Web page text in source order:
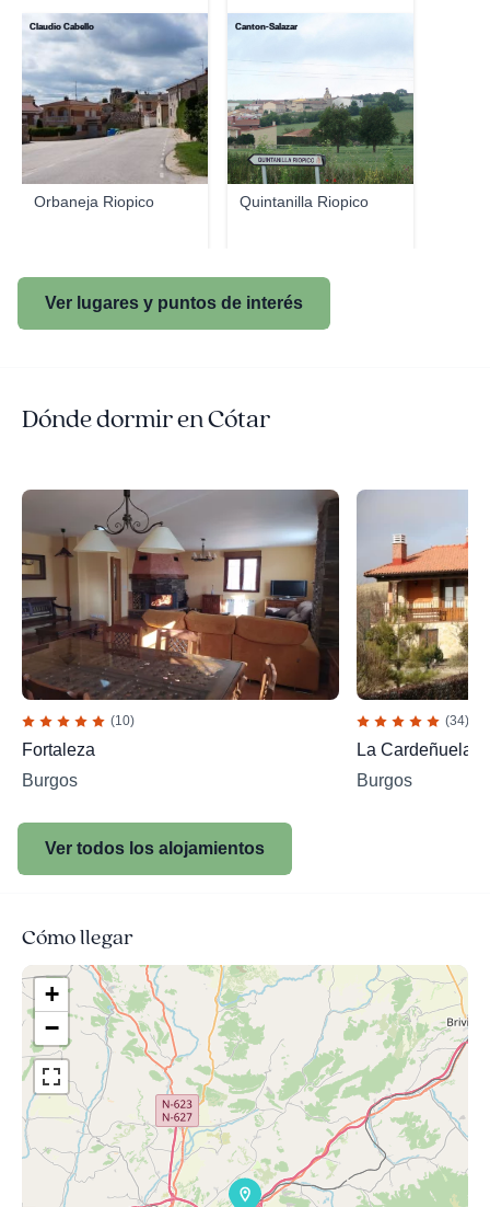
Orbaneja Riopico
Claudio Cabello
Quintanilla Riopico
Canton-Salazar
Ver lugares y puntos de interés
Dónde dormir en Cótar
(10)
Fortaleza
Burgos
(34)
La Cardeñuela
Burgos
Ver todos los alojamientos
Cómo llegar
+
−